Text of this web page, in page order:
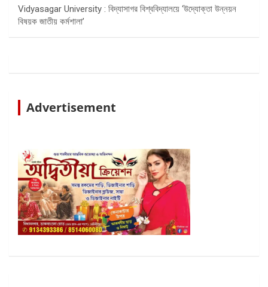
Vidyasagar University : বিদ্যাসাগর বিশ্ববিদ্যালয়ে ‘উদ্যোক্তা উন্নয়ন
বিষয়ক জাতীয় কর্মশালা’
Advertisement